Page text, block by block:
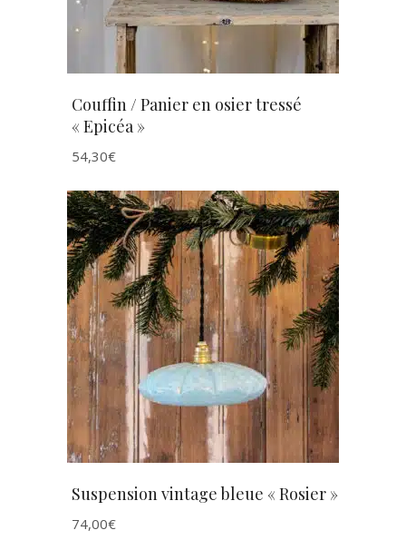
Couffin / Panier en osier tressé
« Epicéa »
54,30€
AJOUTER AU PANIER
Suspension vintage bleue « Rosier »
74,00€